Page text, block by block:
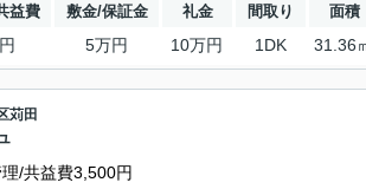
益費 敷金/保証金 礼金 間取り 面積
5万円 10万円 1DK 31.36
苅田
/共益費3,500円